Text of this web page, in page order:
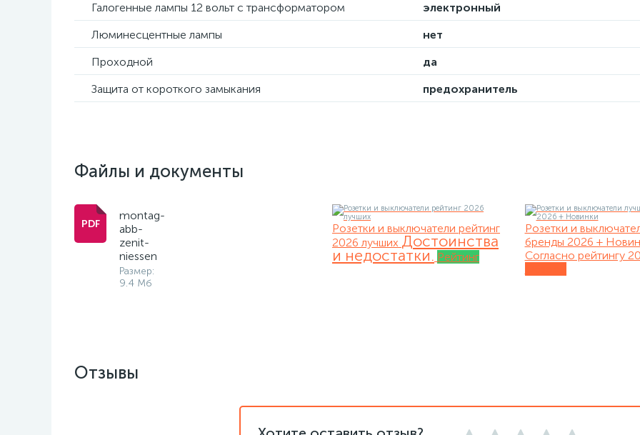
Галогенные лампы 12 вольт с трансформатором
электронный
Люминесцентные лампы
нет
Проходной
да
Защита от короткого замыкания
предохранитель
Файлы и документы
montag-
abb-
zenit-
niessen
Размер:
9.4 Мб
Розетки и выключатели рейтинг
2026 лучших Достоинства
и недостатки. Рейтинг
Розетки и
бренды 2026 +
Согласно рейтингу
Отзывы